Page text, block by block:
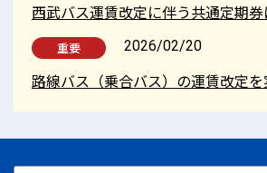
西武バス運賃改定に伴う共通定期券
2026/02/20
重要
路線バス（乗合バス）の運賃改定